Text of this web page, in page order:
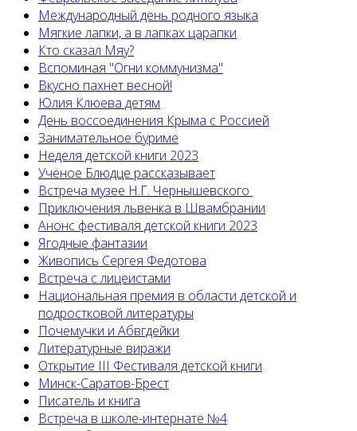
Международный день родного языка
Мягкие лапки, а в лапках царапки
Кто сказал Мяу?
Вспоминая "Огни коммунизма"
Вкусно пахнет весной!
Юлия Клюева детям
День воссоединения Крыма с Россией
Занимательное буриме
Неделя детской книги 2023
Учёное Блюдце рассказывает
Встреча музее Н.Г. Чернышевского
Приключения львенка в Швамбрании
Анонс фестиваля детской книги 2023
Ягодные фантазии
Живопись Сергея Федотова
Встреча с лицеистами
Национальная премия в области детской и
подростковой литературы
Почемучки и Абвгдейки
Литературные виражи
Открытие III Фестиваля детской книги
Минск-Саратов-Брест
Писатель и книга
Встреча в школе-интернате №4